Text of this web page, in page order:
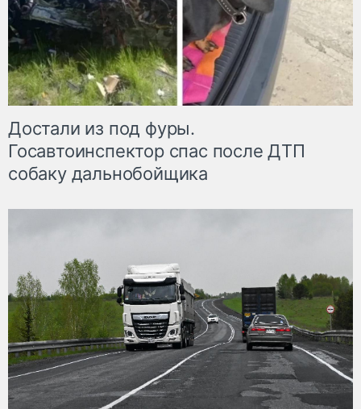
Достали из под фуры.
Госавтоинспектор спас после ДТП
собаку дальнобойщика